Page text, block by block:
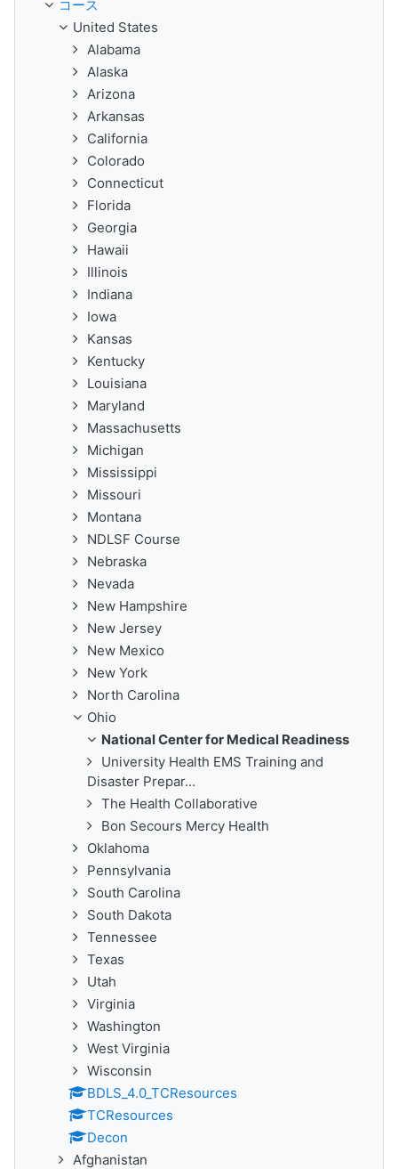
コース
United States
Alabama
Alaska
Arizona
Arkansas
California
Colorado
Connecticut
Florida
Georgia
Hawaii
Illinois
Indiana
Iowa
Kansas
Kentucky
Louisiana
Maryland
Massachusetts
Michigan
Mississippi
Missouri
Montana
NDLSF Course
Nebraska
Nevada
New Hampshire
New Jersey
New Mexico
New York
North Carolina
Ohio
National Center for Medical Readiness
University Health EMS Training and
Disaster Prepar...
The Health Collaborative
Bon Secours Mercy Health
Oklahoma
Pennsylvania
South Carolina
South Dakota
Tennessee
Texas
Utah
Virginia
Washington
West Virginia
Wisconsin
BDLS_4.0_TCResources
TCResources
Decon
Afghanistan